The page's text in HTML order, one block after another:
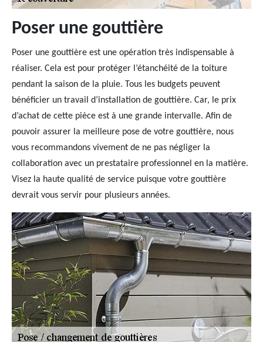
Poser une gouttière
Poser une gouttière est une opération très indispensable à
réaliser. Cela est pour protéger l’étanchéité de la toiture
pendant la saison de la pluie. Tous les budgets peuvent
bénéficier un travail d’installation de gouttière. Car, le prix
d’achat de cette pièce est à une grande intervalle. Afin de
pouvoir assurer la meilleure pose de votre gouttière, nous
vous recommandons vivement de ne pas négliger la
collaboration avec un prestataire professionnel en la matière.
Visez la haute qualité de service puisque votre gouttière
devrait vous servir pour plusieurs années.